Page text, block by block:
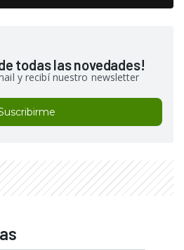
todas las novedades!
y recibí nuestro newsletter